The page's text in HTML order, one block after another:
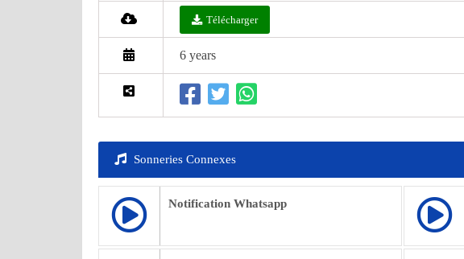
Télécharger
6 years
Sonneries Connexes
Notification Whatsapp